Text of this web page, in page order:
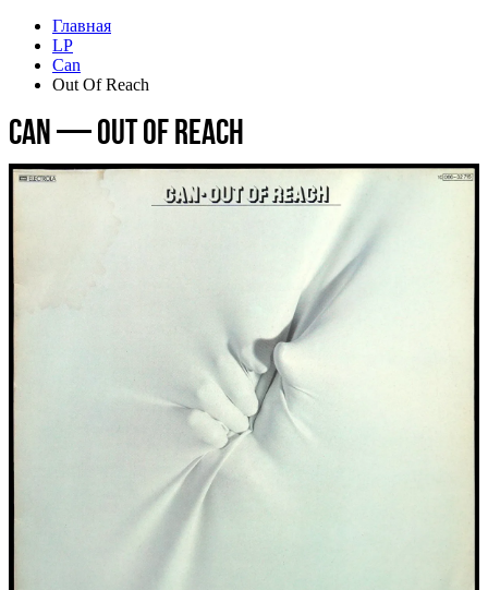
Главная
LP
Can
Out Of Reach
Can — Out Of Reach